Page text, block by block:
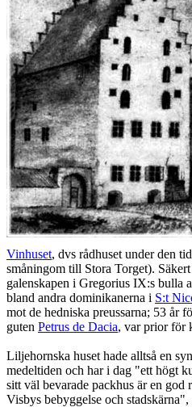
Vinhuset, dvs rådhuset under den
småningom till Stora Torget).
galenskapen i Gregorius IX:s bulla
bland andra dominikanerna i S:t
mot de hedniska preussarna; 53 år
guten Petrus de Dacia, var prior för
Liljehornska huset hade alltså en
medeltiden och har i dag "ett högt
sitt väl bevarade packhus är en god
Visbys bebyggelse och